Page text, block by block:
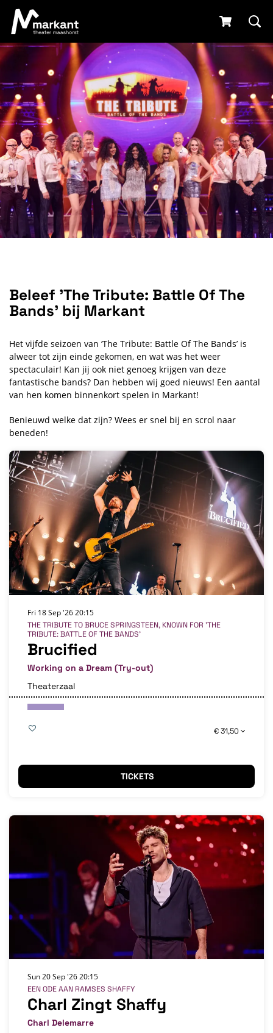
Beleef 'The Tribute: Battle Of The
Bands' bij Markant
Het vijfde seizoen van ‘The Tribute: Battle Of The Bands’ is
alweer tot zijn einde gekomen, en wat was het weer
spectaculair! Kan jij ook niet genoeg krijgen van deze
fantastische bands? Dan hebben wij goed nieuws! Een aantal
van hen komen binnenkort spelen in Markant!
Benieuwd welke dat zijn? Wees er snel bij en scrol naar
beneden!
Brucified
Working on a Dream (Try-out)
THE TRIBUTE TO BRUCE SPRINGSTEEN, KNOWN FOR 'THE
TRIBUTE: BATTLE OF THE BANDS'
Fri 18 Sep '2620:15
Theaterzaal
€ 31,50
TICKETS
Charl Zingt Shaffy
Charl Delemarre
EEN ODE AAN RAMSES SHAFFY
Sun 20 Sep '2620:15